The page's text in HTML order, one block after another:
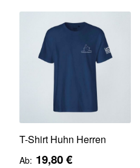
T-Shirt Huhn Herren
Ab 19,80 €